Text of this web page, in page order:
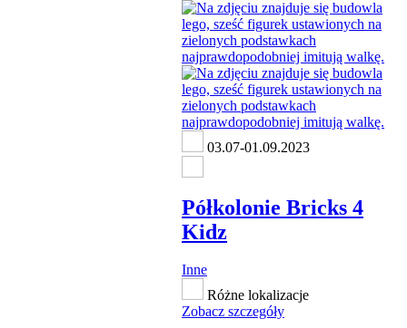
03.07-01.09.2023
Półkolonie Bricks 4
Kidz
Inne
Różne lokalizacje
Zobacz szczegóły